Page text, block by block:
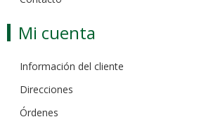
Mi cuenta
Información del cliente
Direcciones
Órdenes